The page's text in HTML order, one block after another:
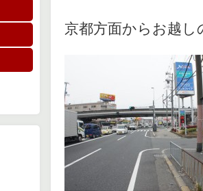
京都方面からお越